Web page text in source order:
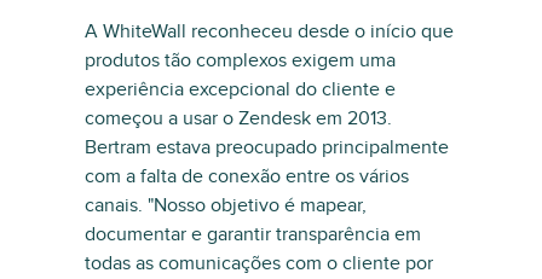
A WhiteWall reconheceu desde o início que
produtos tão complexos exigem uma
experiência excepcional do cliente e
começou a usar o Zendesk em 2013.
Bertram estava preocupado principalmente
com a falta de conexão entre os vários
canais. "Nosso objetivo é mapear,
documentar e garantir transparência em
todas as comunicações com o cliente por